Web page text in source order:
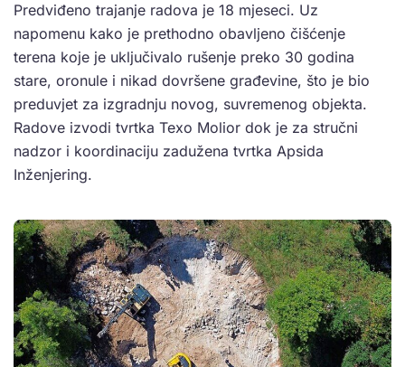
Predviđeno trajanje radova je 18 mjeseci. Uz
napomenu kako je prethodno obavljeno čišćenje
terena koje je uključivalo rušenje preko 30 godina
stare, oronule i nikad dovršene građevine, što je bio
preduvjet za izgradnju novog, suvremenog objekta.
Radove izvodi tvrtka Texo Molior dok je za stručni
nadzor i koordinaciju zadužena tvrtka Apsida
Inženjering.